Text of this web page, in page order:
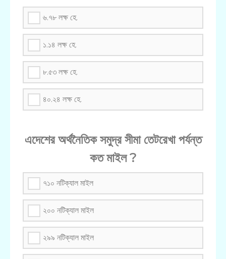
৬.৭৮ লক্ষ হে.
১.১৪ লক্ষ হে.
৮.৫৩ লক্ষ হে.
৪০.২৪ লক্ষ হে.
এদেশের অর্থনৈতিক সমুদ্র সীমা তেটরেখা পর্যন্ত
কত মাইল ?
৭১০ নটিক্যাল মাইল
২০০ নটিক্যাল মাইল
২৯৯ নটিক্যাল মাইল